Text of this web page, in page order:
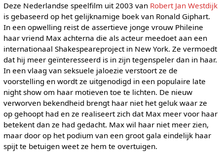
Deze Nederlandse speelfilm uit 2003 van Robert Jan Westdijk
is gebaseerd op het gelijknamige boek van Ronald Giphart.
In een opwelling reist de assertieve jonge vrouw Phileine
haar vriend Max achterna die als acteur meedoet aan een
internationaal Shakespeareproject in New York. Ze vermoedt
dat hij meer geïnteresseerd is in zijn tegenspeler dan in haar.
In een vlaag van seksuele jaloezie verstoort ze de
voorstelling en wordt ze uitgenodigd in een populaire late
night show om haar motieven toe te lichten. De nieuw
verworven bekendheid brengt haar niet het geluk waar ze
op gehoopt had en ze realiseert zich dat Max meer voor haar
betekent dan ze had gedacht. Max wil haar niet meer zien,
maar door op het podium van een groot gala eindelijk haar
spijt te betuigen weet ze hem te overtuigen.